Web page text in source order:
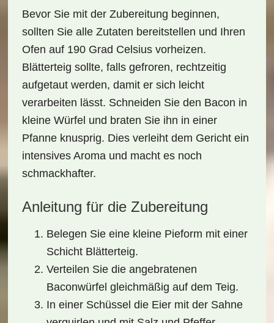
Bevor Sie mit der Zubereitung beginnen,
sollten Sie alle Zutaten bereitstellen und Ihren
Ofen auf 190 Grad Celsius vorheizen.
Blätterteig sollte, falls gefroren, rechtzeitig
aufgetaut werden, damit er sich leicht
verarbeiten lässt. Schneiden Sie den Bacon in
kleine Würfel und braten Sie ihn in einer
Pfanne knusprig. Dies verleiht dem Gericht ein
intensives Aroma und macht es noch
schmackhafter.
Anleitung für die Zubereitung
Belegen Sie eine kleine Pieform mit einer
Schicht Blätterteig.
Verteilen Sie die angebratenen
Baconwürfel gleichmäßig auf dem Teig.
In einer Schüssel die Eier mit der Sahne